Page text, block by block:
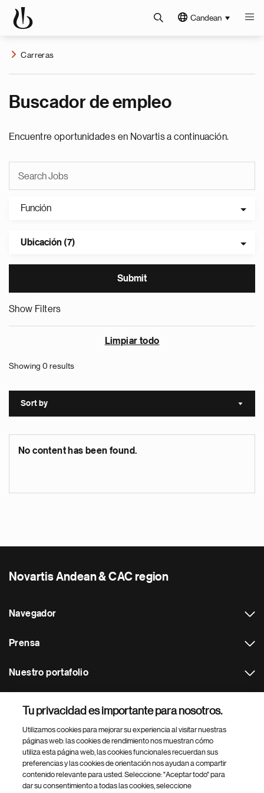
Candean
Carreras
Buscador de empleo
Encuentre oportunidades en Novartis a continuación.
Función
Ubicación (7)
Show Filters
Limpiar todo
Showing 0 results
Sort by Sort
No content has been found.
Novartis Andean & CAC region
Navegador
Prensa
Nuestro portafolio
Footer Site Search
Tu privacidad es importante para nosotros.
Utilizamos cookies para mejorar su experiencia al visitar nuestras
páginas web: las cookies de rendimiento nos muestran cómo
utiliza esta página web, las cookies funcionales recuerdan sus
preferencias y las cookies de orientación nos ayudan a compartir
contenido relevante para usted. Seleccione: "Aceptar todo" para
dar su consentimiento a todas las cookies, seleccione